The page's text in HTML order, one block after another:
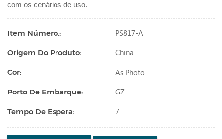
com os cenários de uso.
Item Número.: PS817-A
Origem Do Produto: China
Cor: As Photo
Porto De Embarque: GZ
Tempo De Espera: 7